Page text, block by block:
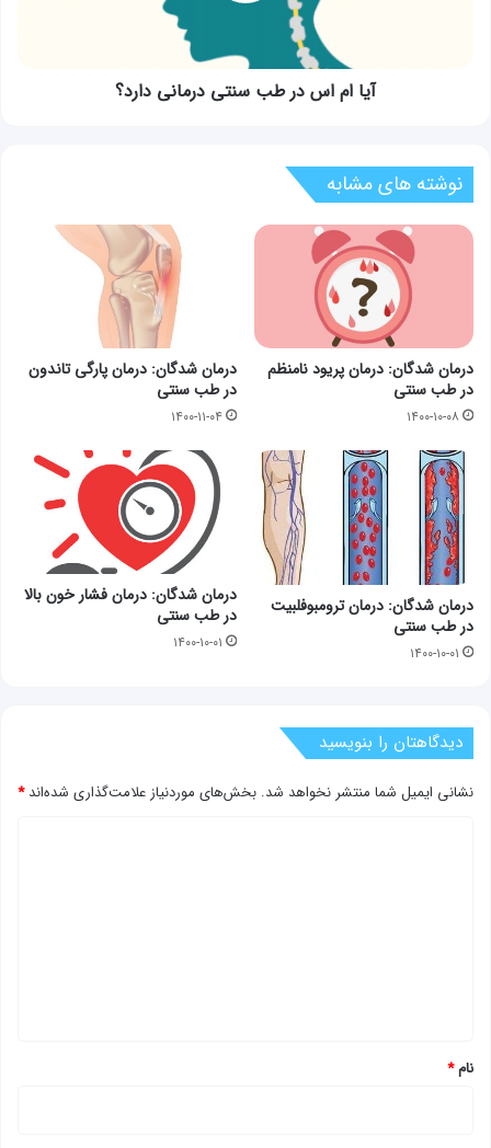
آیا ام اس در طب سنتی درمانی دارد؟
نوشته های مشابه
درمان شدگان: درمان پریود نامنظم
در طب سنتی
۱۴۰۰-۱۰-۰۸
درمان شدگان: درمان پارگی تاندون
در طب سنتی
۱۴۰۰-۱۱-۰۴
درمان شدگان: درمان ترومبوفلبیت
در طب سنتی
۱۴۰۰-۱۰-۰۱
درمان شدگان: درمان فشار خون بالا
در طب سنتی
۱۴۰۰-۱۰-۰۱
دیدگاهتان را بنویسید
نشانی ایمیل شما منتشر نخواهد شد. بخش‌های موردنیاز علامت‌گذاری شده‌اند*
نام*